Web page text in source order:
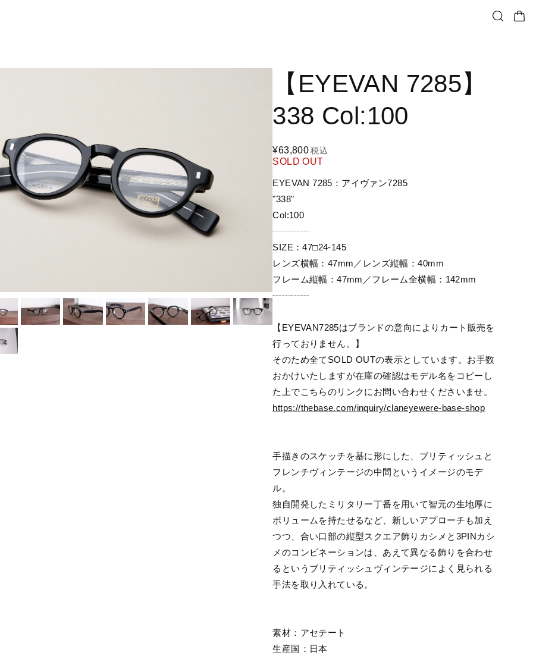
【EYEVAN 7285】
338 Col:100
¥63,800 税込
SOLD OUT
EYEVAN 7285：アイヴァン7285
"338"
Col:100
┄┄┄┄
SIZE：47□24-145
レンズ横幅：47mm／レンズ縦幅：40mm
フレーム縦幅：47mm／フレーム全横幅：142mm
┄┄┄┄
【EYEVAN7285はブランドの意向によりカート販売を
行っておりません。】
そのため全てSOLD OUTの表示としています。お手数
おかけいたしますが在庫の確認はモデル名をコピーし
た上でこちらのリンクにお問い合わせくださいませ。
https://thebase.com/inquiry/claneyewere-base-shop
手描きのスケッチを基に形にした、ブリティッシュと
フレンチヴィンテージの中間というイメージのモデ
ル。
独自開発したミリタリー丁番を用いて智元の生地厚に
ボリュームを持たせるなど、新しいアプローチも加え
つつ、合い口部の縦型スクエア飾りカシメと3PINカシ
メのコンビネーションは、あえて異なる飾りを合わせ
るというブリティッシュヴィンテージによく見られる
手法を取り入れている。
素材：アセテート
生産国：日本